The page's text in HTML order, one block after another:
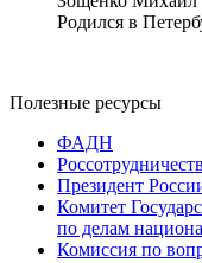
Родился в
Полезные ресурсы
ФАДН
Президент
Комитет
по делам
Комиссия по